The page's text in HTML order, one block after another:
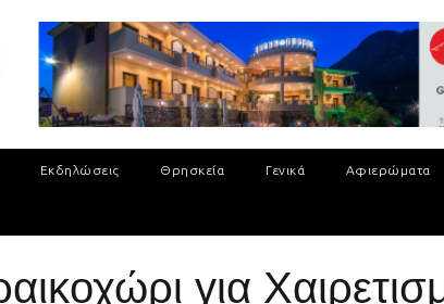
Εκδηλώσεις Θρησκεία Γενικά Αφιερώματα
για